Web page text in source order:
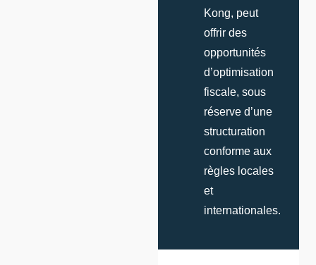
Kong, peut
offrir des
opportunités
d’optimisation
fiscale, sous
réserve d’une
structuration
conforme aux
règles locales
et
internationales.